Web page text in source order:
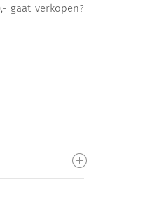
gaat verkopen?